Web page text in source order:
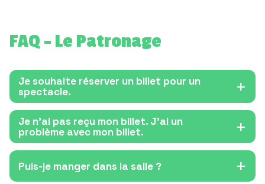
FAQ – Le Patronage
Je souhaite réserver un billet pour un
spectacle.
Je n’ai pas reçu mon billet. J’ai un
problème avec mon billet.
Puis-je manger dans la salle ?